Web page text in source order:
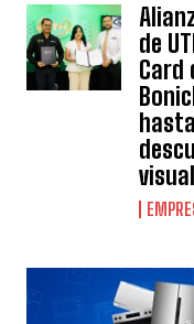
de
Card
visual